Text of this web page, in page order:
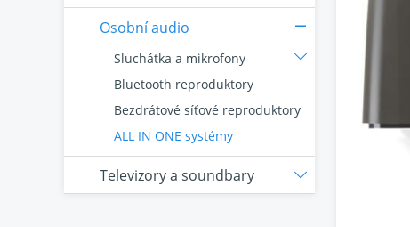
Osobní audio
Sluchátka a mikrofony
Bluetooth reproduktory
Bezdrátové síťové reproduktory
ALL IN ONE systémy
Televizory a soundbary